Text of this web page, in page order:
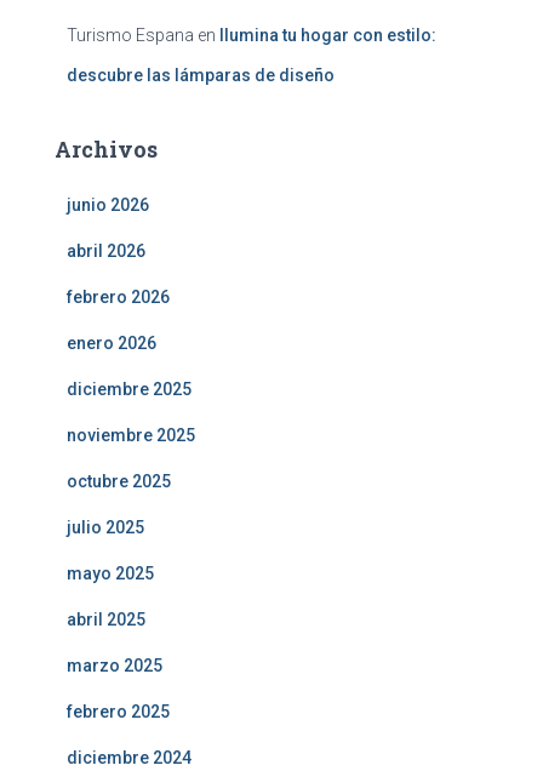
Turismo Espana en Ilumina tu hogar con estilo:
descubre las lámparas de diseño
Archivos
junio 2026
abril 2026
febrero 2026
enero 2026
diciembre 2025
noviembre 2025
octubre 2025
julio 2025
mayo 2025
abril 2025
marzo 2025
febrero 2025
diciembre 2024